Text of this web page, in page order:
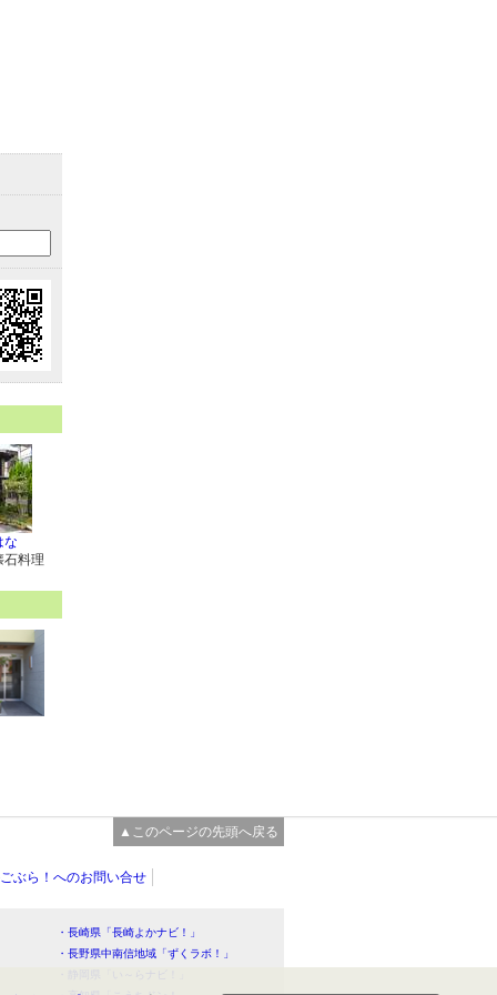
な
石料理
▲このページの先頭へ戻る
ぶら！へのお問い合せ
・長崎県「長崎よかナビ！」
・長野県中南信地域「ずくラボ！」